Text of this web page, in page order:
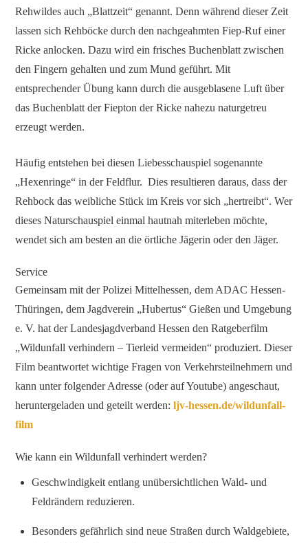
Rehwildes auch „Blattzeit“ genannt. Denn während dieser Zeit
lassen sich Rehböcke durch den nachgeahmten Fiep-Ruf einer
Ricke anlocken. Dazu wird ein frisches Buchenblatt zwischen
den Fingern gehalten und zum Mund geführt. Mit
entsprechender Übung kann durch die ausgeblasene Luft über
das Buchenblatt der Fiepton der Ricke nahezu naturgetreu
erzeugt werden.
Häufig entstehen bei diesen Liebesschauspiel sogenannte
„Hexenringe“ in der Feldflur. Dies resultieren daraus, dass der
Rehbock das weibliche Stück im Kreis vor sich „hertreibt“. Wer
dieses Naturschauspiel einmal hautnah miterleben möchte,
wendet sich am besten an die örtliche Jägerin oder den Jäger.
Service
Gemeinsam mit der Polizei Mittelhessen, dem ADAC Hessen-
Thüringen, dem Jagdverein „Hubertus“ Gießen und Umgebung
e. V. hat der Landesjagdverband Hessen den Ratgeberfilm
„Wildunfall verhindern – Tierleid vermeiden“ produziert. Dieser
Film beantwortet wichtige Fragen von Verkehrsteilnehmern und
kann unter folgender Adresse (oder auf Youtube) angeschaut,
heruntergeladen und geteilt werden:ljv-hessen.de/wildunfall-
film
Wie kann ein Wildunfall verhindert werden?
Geschwindigkeit entlang unübersichtlichen Wald- und
Feldrändern reduzieren.
Besonders gefährlich sind neue Straßen durch Waldgebiete,